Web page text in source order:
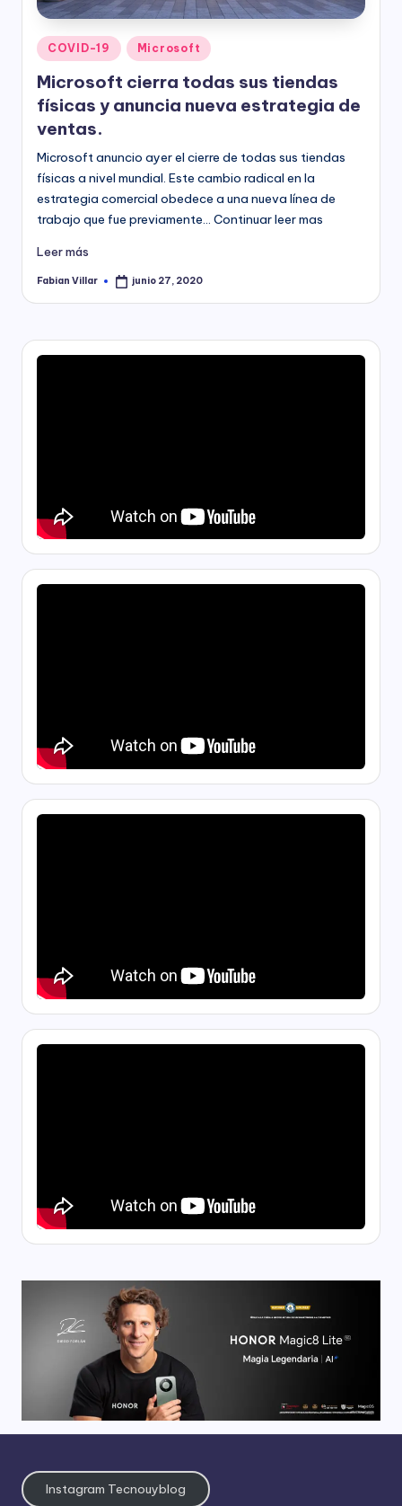
Publicado
en
COVID-19 Microsoft
Microsoft cierra todas sus tiendas
físicas y anuncia nueva estrategia de
ventas.
Microsoft anuncio ayer el cierre de todas sus tiendas
físicas a nivel mundial. Este cambio radical en la
estrategia comercial obedece a una nueva línea de
trabajo que fue previamente… Continuar leer mas
Leer más
Publicado
Fabian Villar junio 27, 2020
Instagram Tecnouyblog